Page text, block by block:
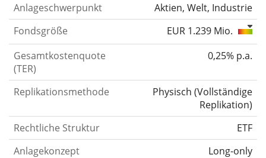
Anlageschwerpunkt
Aktien, Welt, Industrie
Fondsgröße
EUR 1.239 Mio.
Gesamtkostenquote
(TER)
0,25% p.a.
Replikationsmethode Physisch (Vollständige
Replikation)
Rechtliche Struktur
ETF
Anlagekonzept
Long-only